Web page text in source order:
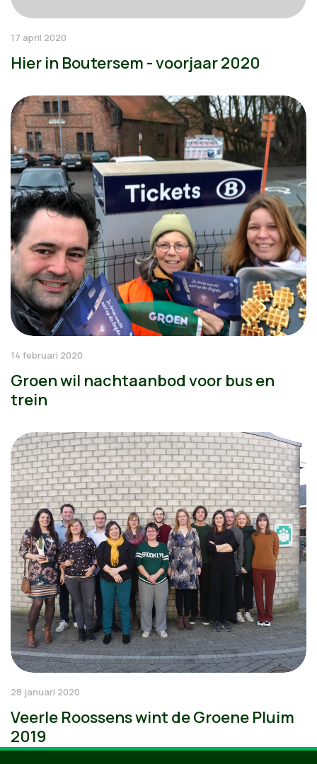
17 april 2020
Hier in Boutersem - voorjaar 2020
14 februari 2020
Groen wil nachtaanbod voor bus en
trein
28 januari 2020
Veerle Roossens wint de Groene Pluim
2019